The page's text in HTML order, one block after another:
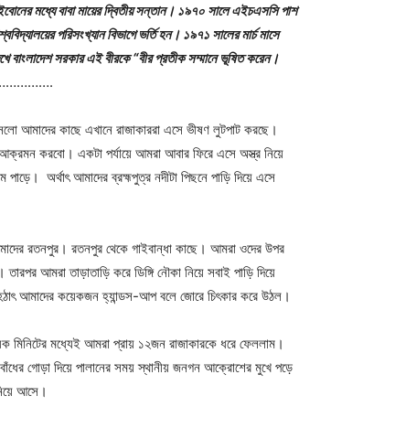
মধ্যে বাবা মায়ের দ্বিতীয় সন্তান। ১৯৭০ সালে এইচএসসি পাশ
পরিসংখ্যান বিভাগে ভর্তি হন। ১৯৭১ সালের মার্চ মাসে
বাংলাদেশ সরকার এই বীরকে “বীর প্রতীক সম্মানে ভূষিত করেন।
কাছে এখানে রাজাকাররা এসে ভীষণ লুটপাট করছে।
করবো। একটা পর্যায়ে আমরা আবার ফিরে এসে অস্ত্র নিয়ে
অর্থাৎ আমাদের ব্রহ্মপুত্র নদীটা পিছনে পাড়ি দিয়ে এসে
রতনপুর। রতনপুর থেকে গাইবান্ধা কাছে। আমরা ওদের উপর
আমরা তাড়াতাড়ি করে ডিঙ্গি নৌকা নিয়ে সবাই পাড়ি দিয়ে
আমাদের কয়েকজন হ্যান্ডস-আপ বলে জোরে চিৎকার করে উঠল।
মিনিটের মধ্যেই আমরা প্রায় ১২জন রাজাকারকে ধরে ফেললাম।
গোড়া দিয়ে পালানের সময় স্থানীয় জনগন আক্রোশের মুখে পড়ে
আসে।